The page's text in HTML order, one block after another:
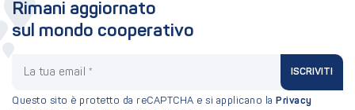
Rimani aggiornato
sul mondo cooperativo
ISCRIVITI
Questo sito è protetto da reCAPTCHA e si applicano la Privacy